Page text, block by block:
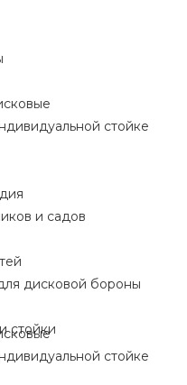
стойке
стойке
и садов
дисковой бороны
стойки